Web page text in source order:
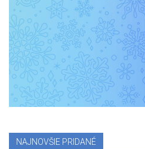
NAJNOVŠIE PRIDANÉ